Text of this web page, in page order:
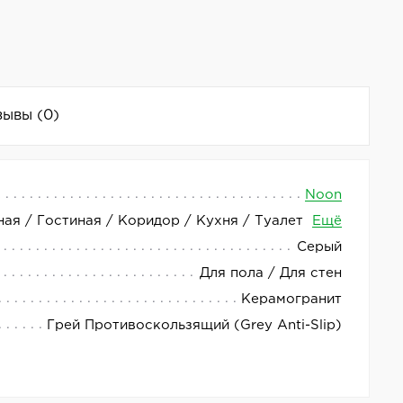
(0)
Noon
/ Гостиная / Коридор / Кухня / Туалет Ещё
Серый
Для пола / Для стен
Керамогранит
Грей Противоскользящий (Grey Anti-Slip)
который станет отличным выбором для
комбинировать её с другими элементами
в местах с повышенной влажностью или